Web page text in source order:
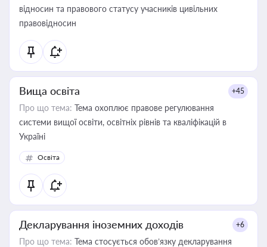
відносин та правового статусу учасників цивільних
правовідносин
Вища освіта +45
Про що тема: Тема охоплює правове регулювання
системи вищої освіти, освітніх рівнів та кваліфікацій в
Україні
Освіта
Декларування іноземних доходів +6
Про що тема: Тема стосується обов’язку декларування